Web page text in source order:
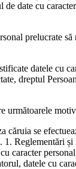
date cu
prelucrate
datele cu
dreptul
următoarele
căruia se
1. Reglementări
caracter
datele cu